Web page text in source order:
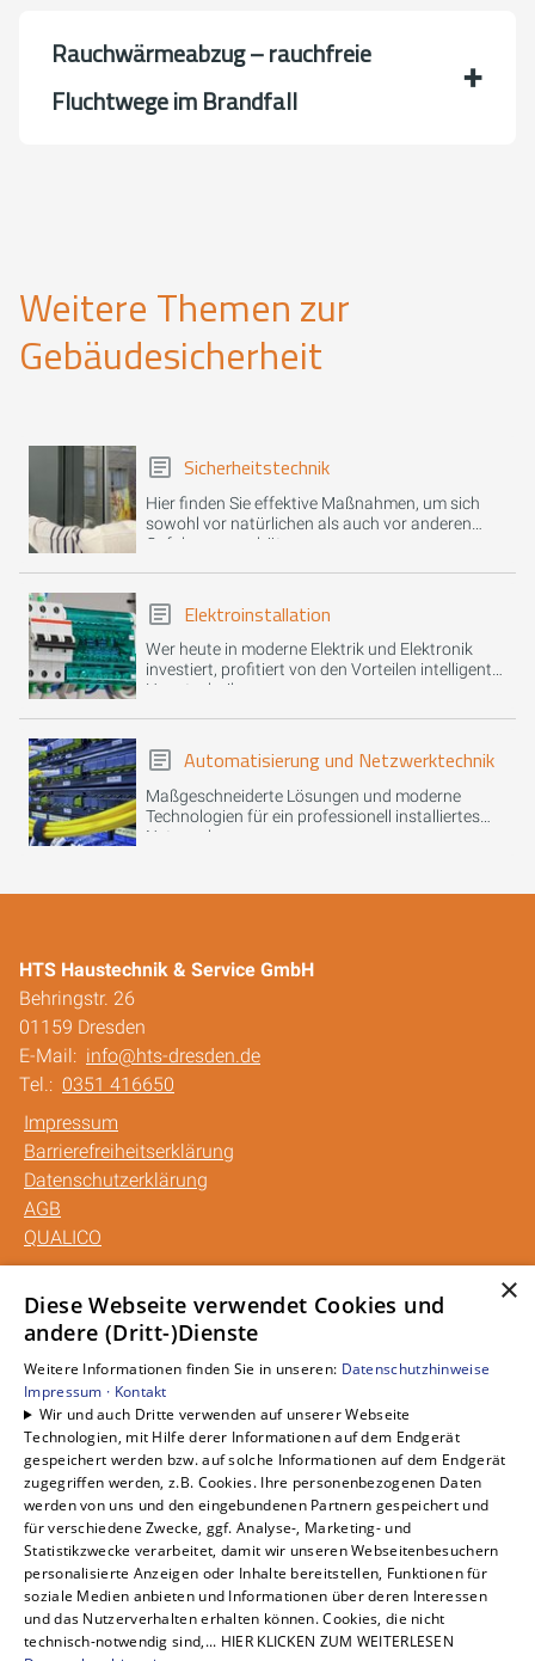
Rauchwärme­abzug – rauchfreie
Fluchtwege im Brandfall
Weitere Themen zur
Gebäudesicherheit
Sicherheitstechnik
Hier finden Sie effektive Maßnahmen, um sich
sowohl vor natürlichen als auch vor anderen
Gefahren zu schützen.
Elektroinstallation
Wer heute in moderne Elektrik und Elektronik
investiert, profitiert von den Vorteilen intelligenter
Haustechnik.
Automatisierung und Netzwerktechnik
Maßgeschneiderte Lösungen und moderne
Technologien für ein professionell installiertes
Netzwerk.
HTS Haustechnik & Service GmbH
Behringstr. 26
01159 Dresden
E-Mail: info@hts-dresden.de
Tel.: 0351 416650
Impressum
Barrierefreiheitserklärung
Datenschutzerklärung
AGB
QUALICO
Unsere Bereiche
Privatkunden
Gewerbekunden
Karriere
Unternehmen
Kontakt
×
Diese Webseite verwendet Cookies und
andere (Dritt-)Dienste
Weitere Informationen finden Sie in unseren: Datenschutzhinweise
Impressum · Kontakt
Wir und auch Dritte verwenden auf unserer Webseite
Technologien, mit Hilfe derer Informationen auf dem Endgerät
gespeichert werden bzw. auf solche Informationen auf dem Endgerät
zugegriffen werden, z.B. Cookies. Ihre personenbezogenen Daten
werden von uns und den eingebundenen Partnern gespeichert und
für verschiedene Zwecke, ggf. Analyse-, Marketing- und
Statistikzwecke verarbeitet, damit wir unseren Webseitenbesuchern
personalisierte Anzeigen oder Inhalte bereitstellen, Funktionen für
soziale Medien anbieten und Informationen über deren Interessen
und das Nutzerverhalten erhalten können. Cookies, die nicht
technisch-notwendig sind,... HIER KLICKEN ZUM WEITERLESEN